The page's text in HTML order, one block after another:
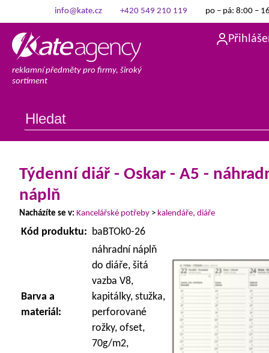
info@kate.cz +420 549 210 119 po – pá: 8:00 –
reklamní předměty pro firmy, široký
sortiment
Týdenní diář - Oskar - A5 -
náplň
Nacházíte se v: Kancelářské potřeby > kalendáře, diáře
Kód produktu: baBTOk0-26
Barva a
materiál:
náhradní náplň
do diáře, šitá
vazba V8,
kapitálky, stužka,
perforované
rožky, ofset,
70g/m2,